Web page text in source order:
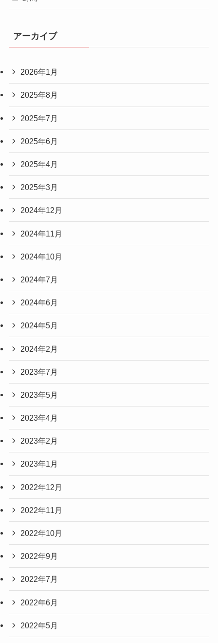
アーカイブ
2026年1月
2025年8月
2025年7月
2025年6月
2025年4月
2025年3月
2024年12月
2024年11月
2024年10月
2024年7月
2024年6月
2024年5月
2024年2月
2023年7月
2023年5月
2023年4月
2023年2月
2023年1月
2022年12月
2022年11月
2022年10月
2022年9月
2022年7月
2022年6月
2022年5月